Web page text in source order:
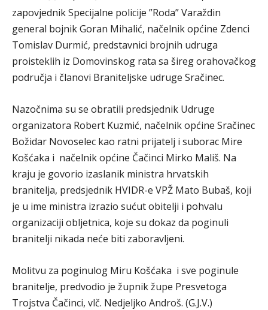
zapovjednik Specijalne policije ”Roda” Varaždin
general bojnik Goran Mihalić, načelnik općine Zdenci
Tomislav Durmić, predstavnici brojnih udruga
proisteklih iz Domovinskog rata sa šireg orahovačkog
područja i članovi Braniteljske udruge Sračinec.
Nazočnima su se obratili predsjednik Udruge
organizatora Robert Kuzmić, načelnik općine Sračinec
Božidar Novoselec kao ratni prijatelj i suborac Mire
Košćaka i načelnik općine Čačinci Mirko Mališ. Na
kraju je govorio izaslanik ministra hrvatskih
branitelja, predsjednik HVIDR-e VPŽ Mato Bubaš, koji
je u ime ministra izrazio sućut obitelji i pohvalu
organizaciji obljetnica, koje su dokaz da poginuli
branitelji nikada neće biti zaboravljeni.
Molitvu za poginulog Miru Košćaka i sve poginule
branitelje, predvodio je župnik župe Presvetoga
Trojstva Čačinci, vlč. Nedjeljko Androš. (G.J.V.)